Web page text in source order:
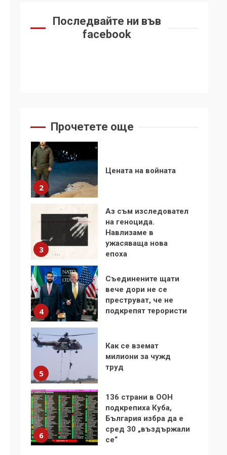
Последвайте ни във
facebook
Прочетете още
Удължаването на
1
стъпки от 1972 г.
2
Цената на войната
3
Аз съм изследовател
на геноцида.
Навлизаме в
ужасяваща нова
епоха
4
Съединените щати
вече дори не се
преструват, че не
подкрепят терористи
5
Как се вземат
милиони за чужд
труд
6
136 страни в ООН
подкрепиха Куба,
България избра да е
сред 30 „въздържали
се“